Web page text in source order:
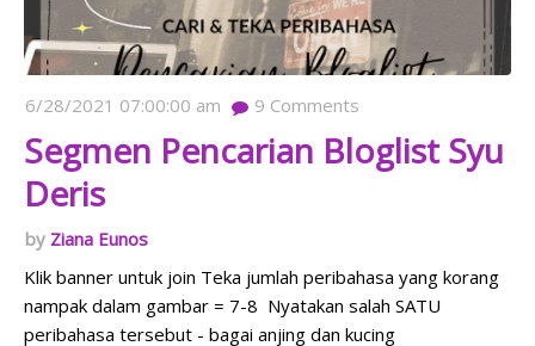
6/28/2021 07:00:00 am 9 Comments
Segmen Pencarian Bloglist Syu
Deris
Ziana Eunos
Klik banner untuk join Teka jumlah peribahasa yang korang
nampak dalam gambar = 7-8 Nyatakan salah SATU
peribahasa tersebut - bagai anjing dan kucing